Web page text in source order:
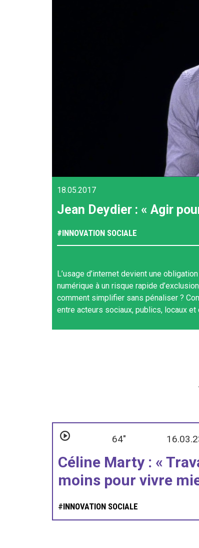
18.05.2017
Jean Deydier : « Agir
#INNOVATION SOCIALE
L’usage d’internet devient une
numérique à un risque rapide
comment simplifier sans pénaliser ?
entre acteurs sociaux, publics, locaux
64"
Céline Marty : «
moins pour vivre
#INNOVATION SOCIALE